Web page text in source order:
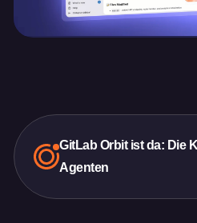
GitLab Orbit ist da: Die
Agenten